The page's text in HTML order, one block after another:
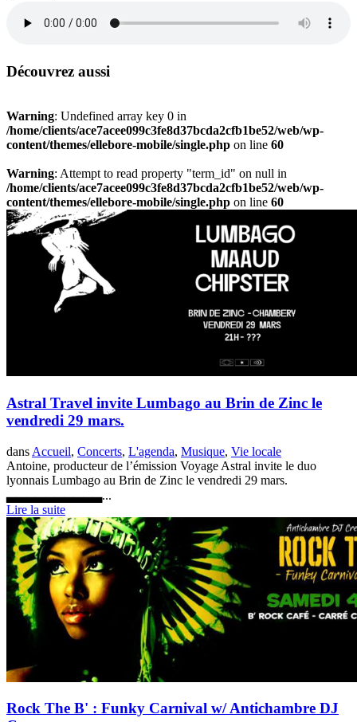
Découvrez aussi
Warning: Undefined array key 0 in
/home/clients/ace7acee099c3fe8d37bcda2cfb1be52/web/wp-
content/themes/ellebore-mobile/single.php on line 60
Warning: Attempt to read property "term_id" on null in
/home/clients/ace7acee099c3fe8d37bcda2cfb1be52/web/wp-
content/themes/ellebore-mobile/single.php on line 60
Astral Travel invite Lumbago au Brin de Zinc le
vendredi 29 mars.
dans Accueil, Concerts, L'agenda, Musique, Vie locale
Antoine, producteur de l’émission Voyage Astral invite le duo
lyonnais Lumbago au Brin de Zinc le vendredi 29 mars.
▃▃▃▃▃▃▃▃▃▃...
Lire la suite
Rock The B' : Funky Carnival w/ Antichambre DJ